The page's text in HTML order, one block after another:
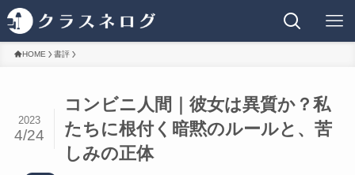
HOME 書評
コンビニ人間｜彼女は異質か？私
たちに根付く暗黙のルールと、苦
しみの正体
2023
4/24